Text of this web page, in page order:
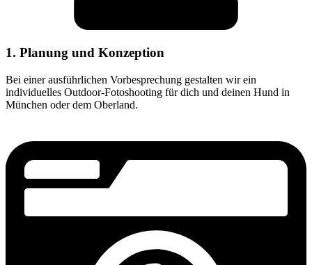
1. Planung und Konzeption
Bei einer ausführlichen Vorbesprechung gestalten wir ein
individuelles Outdoor-Fotoshooting für dich und deinen Hund in
München oder dem Oberland.